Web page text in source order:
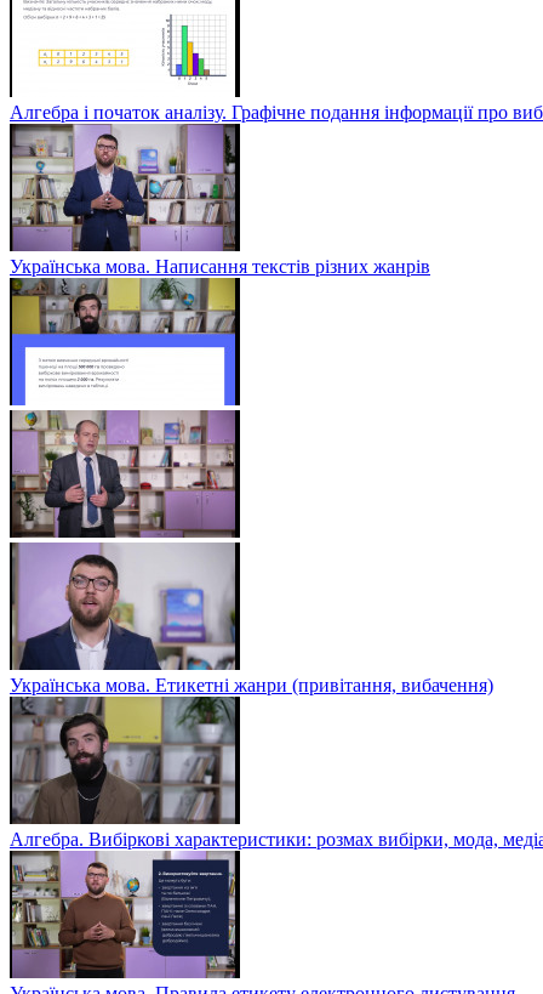
Алгебра і початок аналізу. Графічне подання інформації про
Українська мова. Написання текстів різних жанрів
Українська мова. Етикетні жанри (привітання, вибачення)
Алгебра. Вибіркові характеристики: розмах вибірки, мода,